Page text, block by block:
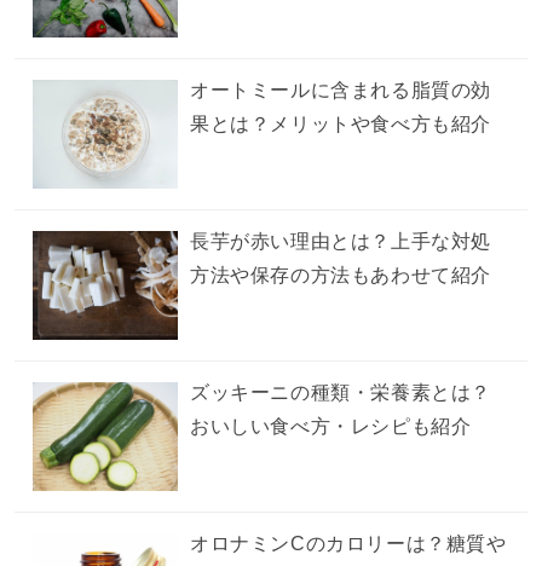
オートミールに含まれる脂質の効
果とは？メリットや食べ方も紹介
長芋が赤い理由とは？上手な対処
方法や保存の方法もあわせて紹介
ズッキーニの種類・栄養素とは？
おいしい食べ方・レシピも紹介
オロナミンCのカロリーは？糖質や